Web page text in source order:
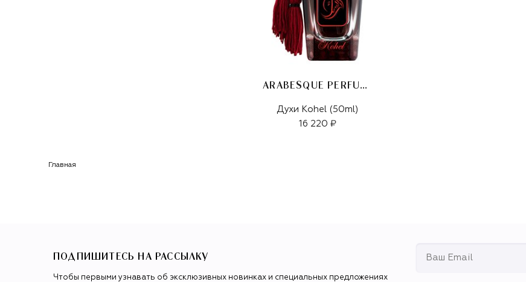
ARABESQUE PERFUMES
Духи Kohel (50ml)
16 220 ₽
Главная
ПОДПИШИТЕСЬ НА РАССЫЛКУ
Чтобы первыми узнавать об эксклюзивных новинках и специальных предложениях